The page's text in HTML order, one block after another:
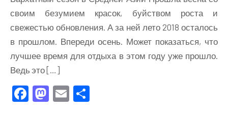
сезон
в
Средней
Азии
своим безумием красок, буйством роста и
свежестью обновления. А за ней лето 2018 осталось
в прошлом. Впереди осень. Может показаться, что
лучшее время для отдыха в этом году уже прошло.
Ведь это […]
Facebook
Mastodon
Email